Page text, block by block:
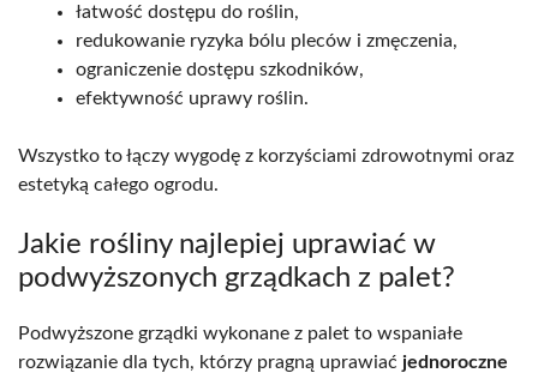
łatwość dostępu do roślin,
redukowanie ryzyka bólu pleców i zmęczenia,
ograniczenie dostępu szkodników,
efektywność uprawy roślin.
Wszystko to łączy wygodę z korzyściami zdrowotnymi oraz
estetyką całego ogrodu.
Jakie rośliny najlepiej uprawiać w
podwyższonych grządkach z palet?
Podwyższone grządki wykonane z palet to wspaniałe
rozwiązanie dla tych, którzy pragną uprawiać jednoroczne